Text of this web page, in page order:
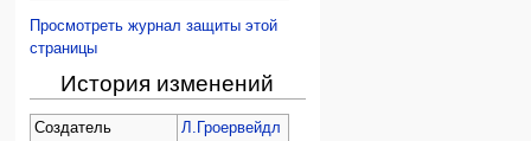
Просмотреть журнал защиты этой
страницы
История изменений
Создатель
Л.Гроервейдл